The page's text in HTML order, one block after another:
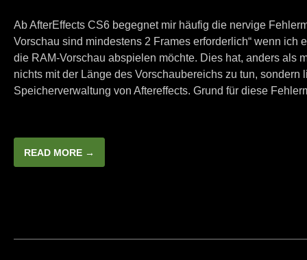
Ab AfterEffects CS6 begegnet mir häufig die nervige
Vorschau sind mindestens 2 Frames erforderlich“ wenn ich
die RAM-Vorschau abspielen möchte. Dies hat, anders als
nichts mit der Länge des Vorschaubereichs zu tun, sondern
Speicherverwaltung von Aftereffects. Grund für diese
READ MORE →